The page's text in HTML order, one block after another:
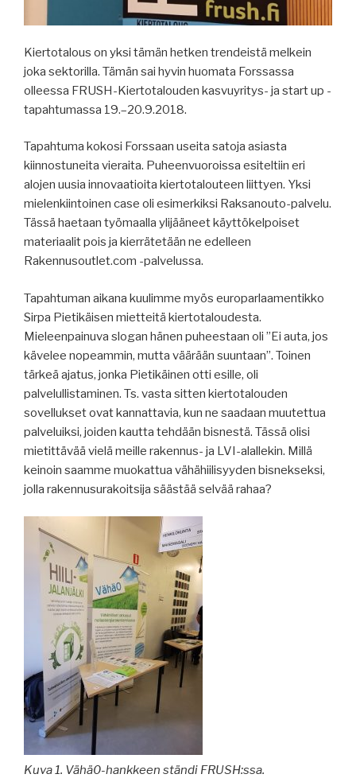
Kiertotalous on yksi tämän hetken trendeistä melkein
joka sektorilla. Tämän sai hyvin huomata Forssassa
olleessa FRUSH-Kiertotalouden kasvuyritys- ja start up -
tapahtumassa 19.–20.9.2018.
Tapahtuma kokosi Forssaan useita satoja asiasta
kiinnostuneita vieraita. Puheenvuoroissa esiteltiin eri
alojen uusia innovaatioita kiertotalouteen liittyen. Yksi
mielenkiintoinen case oli esimerkiksi Raksanouto-palvelu.
Tässä haetaan työmaalla ylijääneet käyttökelpoiset
materiaalit pois ja kierrätetään ne edelleen
Rakennusoutlet.com -palvelussa.
Tapahtuman aikana kuulimme myös europarlaamentikko
Sirpa Pietikäisen mietteitä kiertotaloudesta.
Mieleenpainuva slogan hänen puheestaan oli ”Ei auta, jos
kävelee nopeammin, mutta väärään suuntaan”. Toinen
tärkeä ajatus, jonka Pietikäinen otti esille, oli
palvelullistaminen. Ts. vasta sitten kiertotalouden
sovellukset ovat kannattavia, kun ne saadaan muutettua
palveluiksi, joiden kautta tehdään bisnestä. Tässä olisi
mietittävää vielä meille rakennus- ja LVI-alallekin. Millä
keinoin saamme muokattua vähähiilisyyden bisnekseksi,
jolla rakennusurakoitsija säästää selvää rahaa?
Kuva 1. Vähä0-hankkeen ständi FRUSH:ssa.